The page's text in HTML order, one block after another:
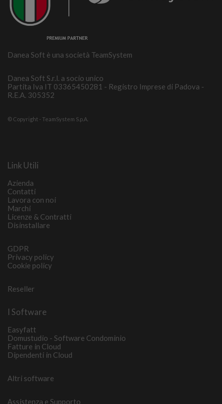
Danea Soft è una società TeamSystem
Danea Soft S.r.l. a socio unico
Partita Iva IT 03365450281 - Registro Imprese di Padova -
R.E.A. 305352
© Copyright - TeamSystem S.p.A.
Link Utili
Azienda
Contatti
Lavora con noi
Marchi
Licenze & Contratti
Disinstallare
GDPR
Privacy policy
Cookie policy
Reseller
I Software
Easyfatt
Domustudio - Software Condominio
Fatture in Cloud
Dipendenti in Cloud
Altri software
Assistenza e Supporto